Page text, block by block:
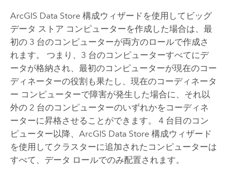
ArcGIS Data Store 構成ウィザードを使用してビッグ
データ ストア コンピューターを作成した場合は、最
初の 3 台のコンピューターが両方のロールで作成さ
れます。 つまり、3 台のコンピューターすべてにデ
ータが格納され、最初のコンピューターが現在のコー
ディネーターの役割も果たし、現在のコーディネータ
ー コンピューターで障害が発生した場合に、それ以
外の 2 台のコンピューターのいずれかをコーディネ
ーターに昇格させることができます。 4 台目のコン
ピューター以降、ArcGIS Data Store 構成ウィザード
を使用してクラスターに追加されたコンピューターは
すべて、データ ロールでのみ配置されます。